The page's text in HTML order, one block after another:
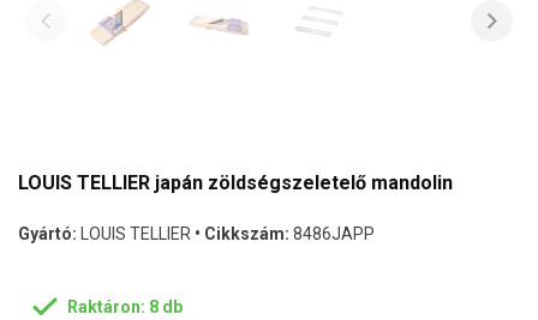
LOUIS TELLIER japán zöldségszeletelő mandolin
Gyártó: LOUIS TELLIER • Cikkszám: 8486JAPP
Raktáron: 8 db